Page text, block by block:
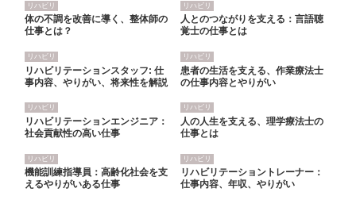
リハビリ
体の不調を改善に導く、整体師の
仕事とは？
リハビリ
人とのつながりを支える：言語聴
覚士の仕事とは
リハビリ
リハビリテーションスタッフ: 仕
事内容、やりがい、将来性を解説
リハビリ
患者の生活を支える、作業療法士
の仕事内容とやりがい
リハビリ
リハビリテーションエンジニア：
社会貢献性の高い仕事
リハビリ
人の人生を支える、理学療法士の
仕事とは
リハビリ
機能訓練指導員：高齢化社会を支
えるやりがいある仕事
リハビリ
リハビリテーショントレーナー：
仕事内容、年収、やりがい